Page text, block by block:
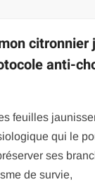
citronnier
anti-
feuilles
qui le
ses
de survie,